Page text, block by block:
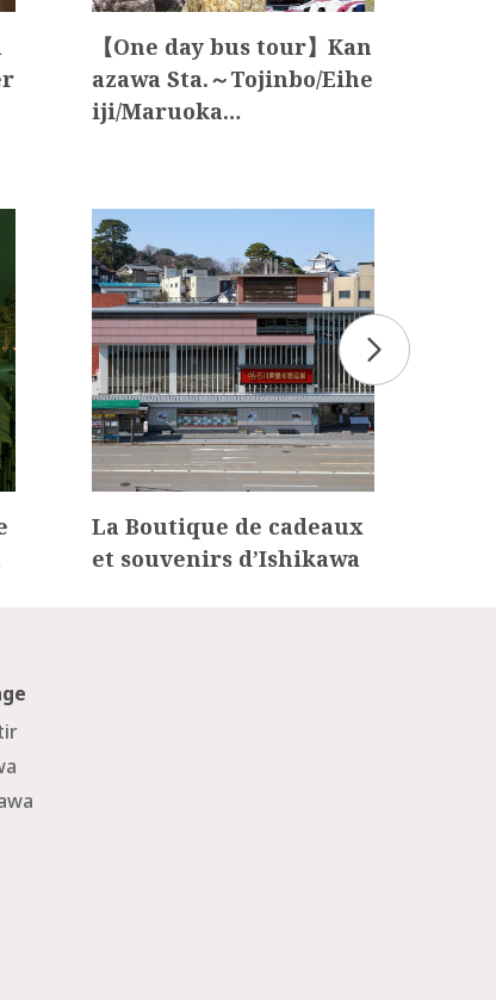
【One day bus tour】Kan
azawa Sta.～Tojinbo/Eihe
iji/Maruoka…
La Boutique de cadeaux
et souvenirs d’Ishikawa